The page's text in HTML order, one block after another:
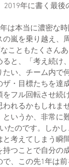
年に書く最
は本当に濃密な
嵐を乗り越え、
こともたくさん
と、「考え続け
い、チーム内で
・目標たちを達
フル回転させ続
れるかもしれま
いうか、非常に
たのです。しか
考えてしまう瞬
つことで自分の
、この先1年は